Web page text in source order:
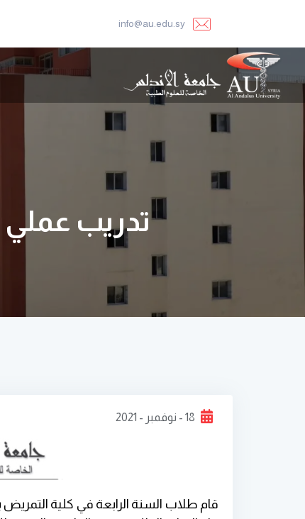
تدريب
18 - نوفمبر - 2021
قام طلاب السنة الرابعة في كلية